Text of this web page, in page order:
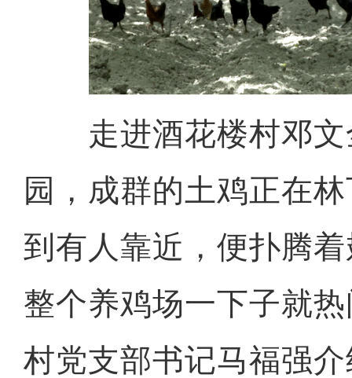
走进酒花楼村邓文
园，成群的土鸡正在
到有人靠近，便扑腾
整个养鸡场一下子就
村党支部书记马福强